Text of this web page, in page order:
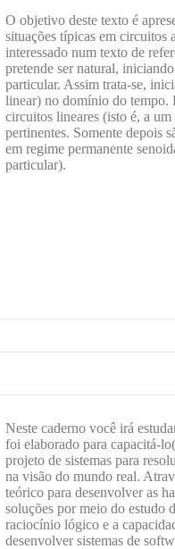
O objetivo deste texto é
situações típicas em circuitos
interessado num texto de
pretende ser natural,
particular. Assim trata-se,
linear) no domínio do tempo.
circuitos lineares (isto é, a
pertinentes. Somente depois
em regime permanente
particular).
Neste caderno você irá
foi elaborado para capacitá-
projeto de sistemas para
na visão do mundo real.
teórico para desenvolver as
soluções por meio do estudo
raciocínio lógico e a
desenvolver sistemas de